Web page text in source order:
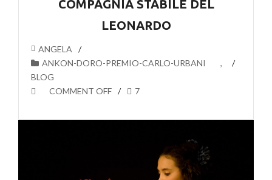
COMPAGNIA STABILE DEL
LEONARDO
ANGELA
ANKON-DORO-PREMIO-CARLO-URBANI
,
BLOG
COMMENT OFF
7